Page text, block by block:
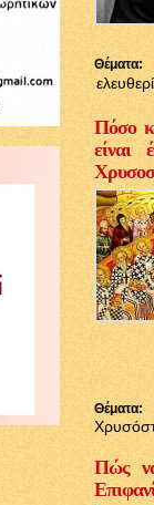
Θέματα:
Πόσο
είναι
Θέματα:
Πώς να